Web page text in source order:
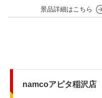
namcoアピタ稲沢店